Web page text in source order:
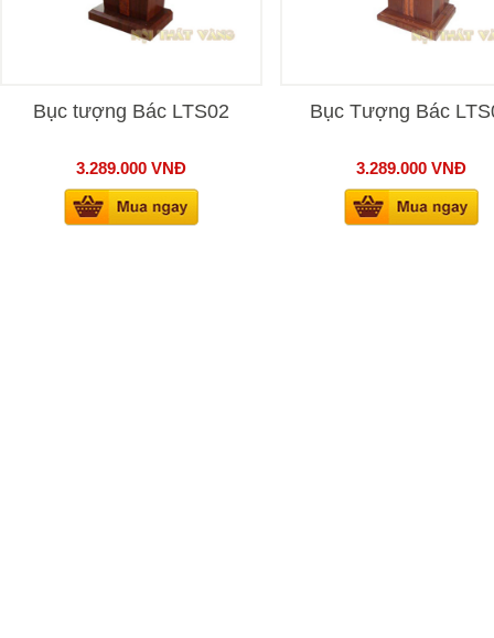
Bục tượng Bác LTS02
3.289.000 VNĐ
Bục Tượng Bác
3.289.000 VNĐ